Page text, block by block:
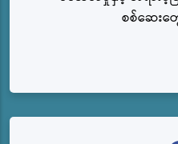
စစ်ဆေးတွ